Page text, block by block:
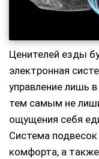
Ценителей езды
электронная
управление лишь
тем самым не
ощущения себя
Система подвесок
комфорта, а